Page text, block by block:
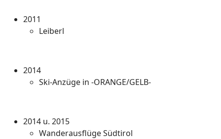
2011
Leiberl
2014
Ski-Anzüge in -ORANGE/GELB-
2014 u. 2015
Wanderausflüge Südtirol